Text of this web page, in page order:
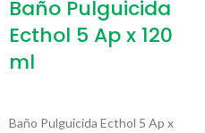
Baño Pulguicida
Ecthol 5 Ap x 120
ml
Baño Pulguicida Ecthol 5 Ap x